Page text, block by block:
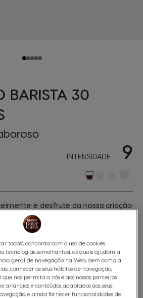
BARISTA 30
INTENSIDADE 9
e desfrute da nossa criação
adorar a combinação de
num expresso curto e
espesso creme dourado e
partir de uma mistura premium de
do Brasil e da Etiópia, e Robusta
acumula com campanhas ou
todos", concorda com o uso de cookies
tecnologias semelhantes), as quais ajudam a
geral de navegação na Web, bem como, a
conhecer os seus hábitos de navegação,
nos permita a nós e aos nossos parceiros
anúncios e conteúdos adaptados aos seus
e ainda fornecer funcionalidades de